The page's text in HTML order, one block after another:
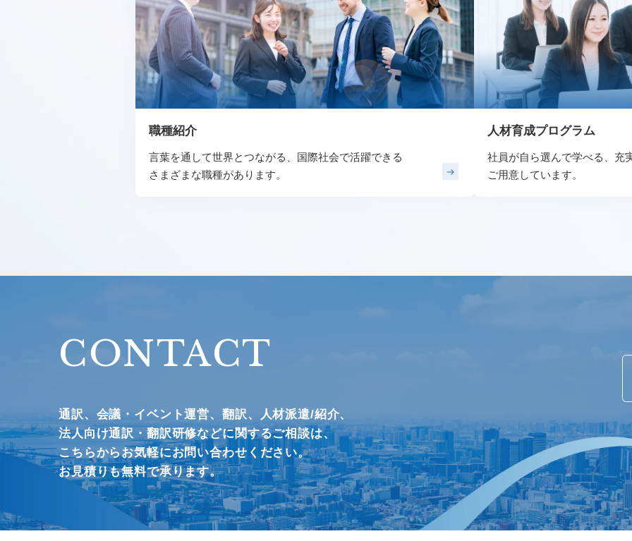
職種紹介
言葉を通して世界とつながる、 国際社会で活躍できる
さまざまな職種があります。
人材育成プログラム
社員が自ら選んで学べる、 充
ご用意しています。
CONTACT
通訳、会議・イベント運営、 翻訳、人材派遣/紹介、
法人向け通訳・翻訳研修などに関するご相談は、
こちらからお気軽にお問い合わせください。
お見積りも無料で承ります。